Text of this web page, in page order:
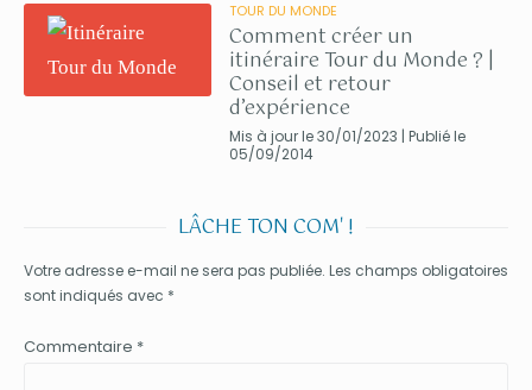
TOUR DU MONDE
Comment créer un
itinéraire Tour du Monde ? |
Conseil et retour
d’expérience
Mis à jour le 30/01/2023 | Publié le
05/09/2014
LÂCHE TON COM' !
Votre adresse e-mail ne sera pas publiée. Les champs obligatoires
sont indiqués avec *
Commentaire *